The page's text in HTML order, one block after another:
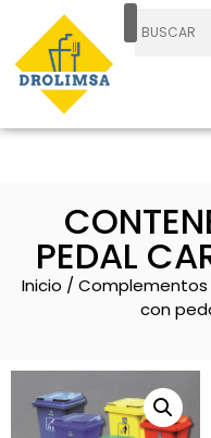
PEDAL
Inicio / Complementos
con